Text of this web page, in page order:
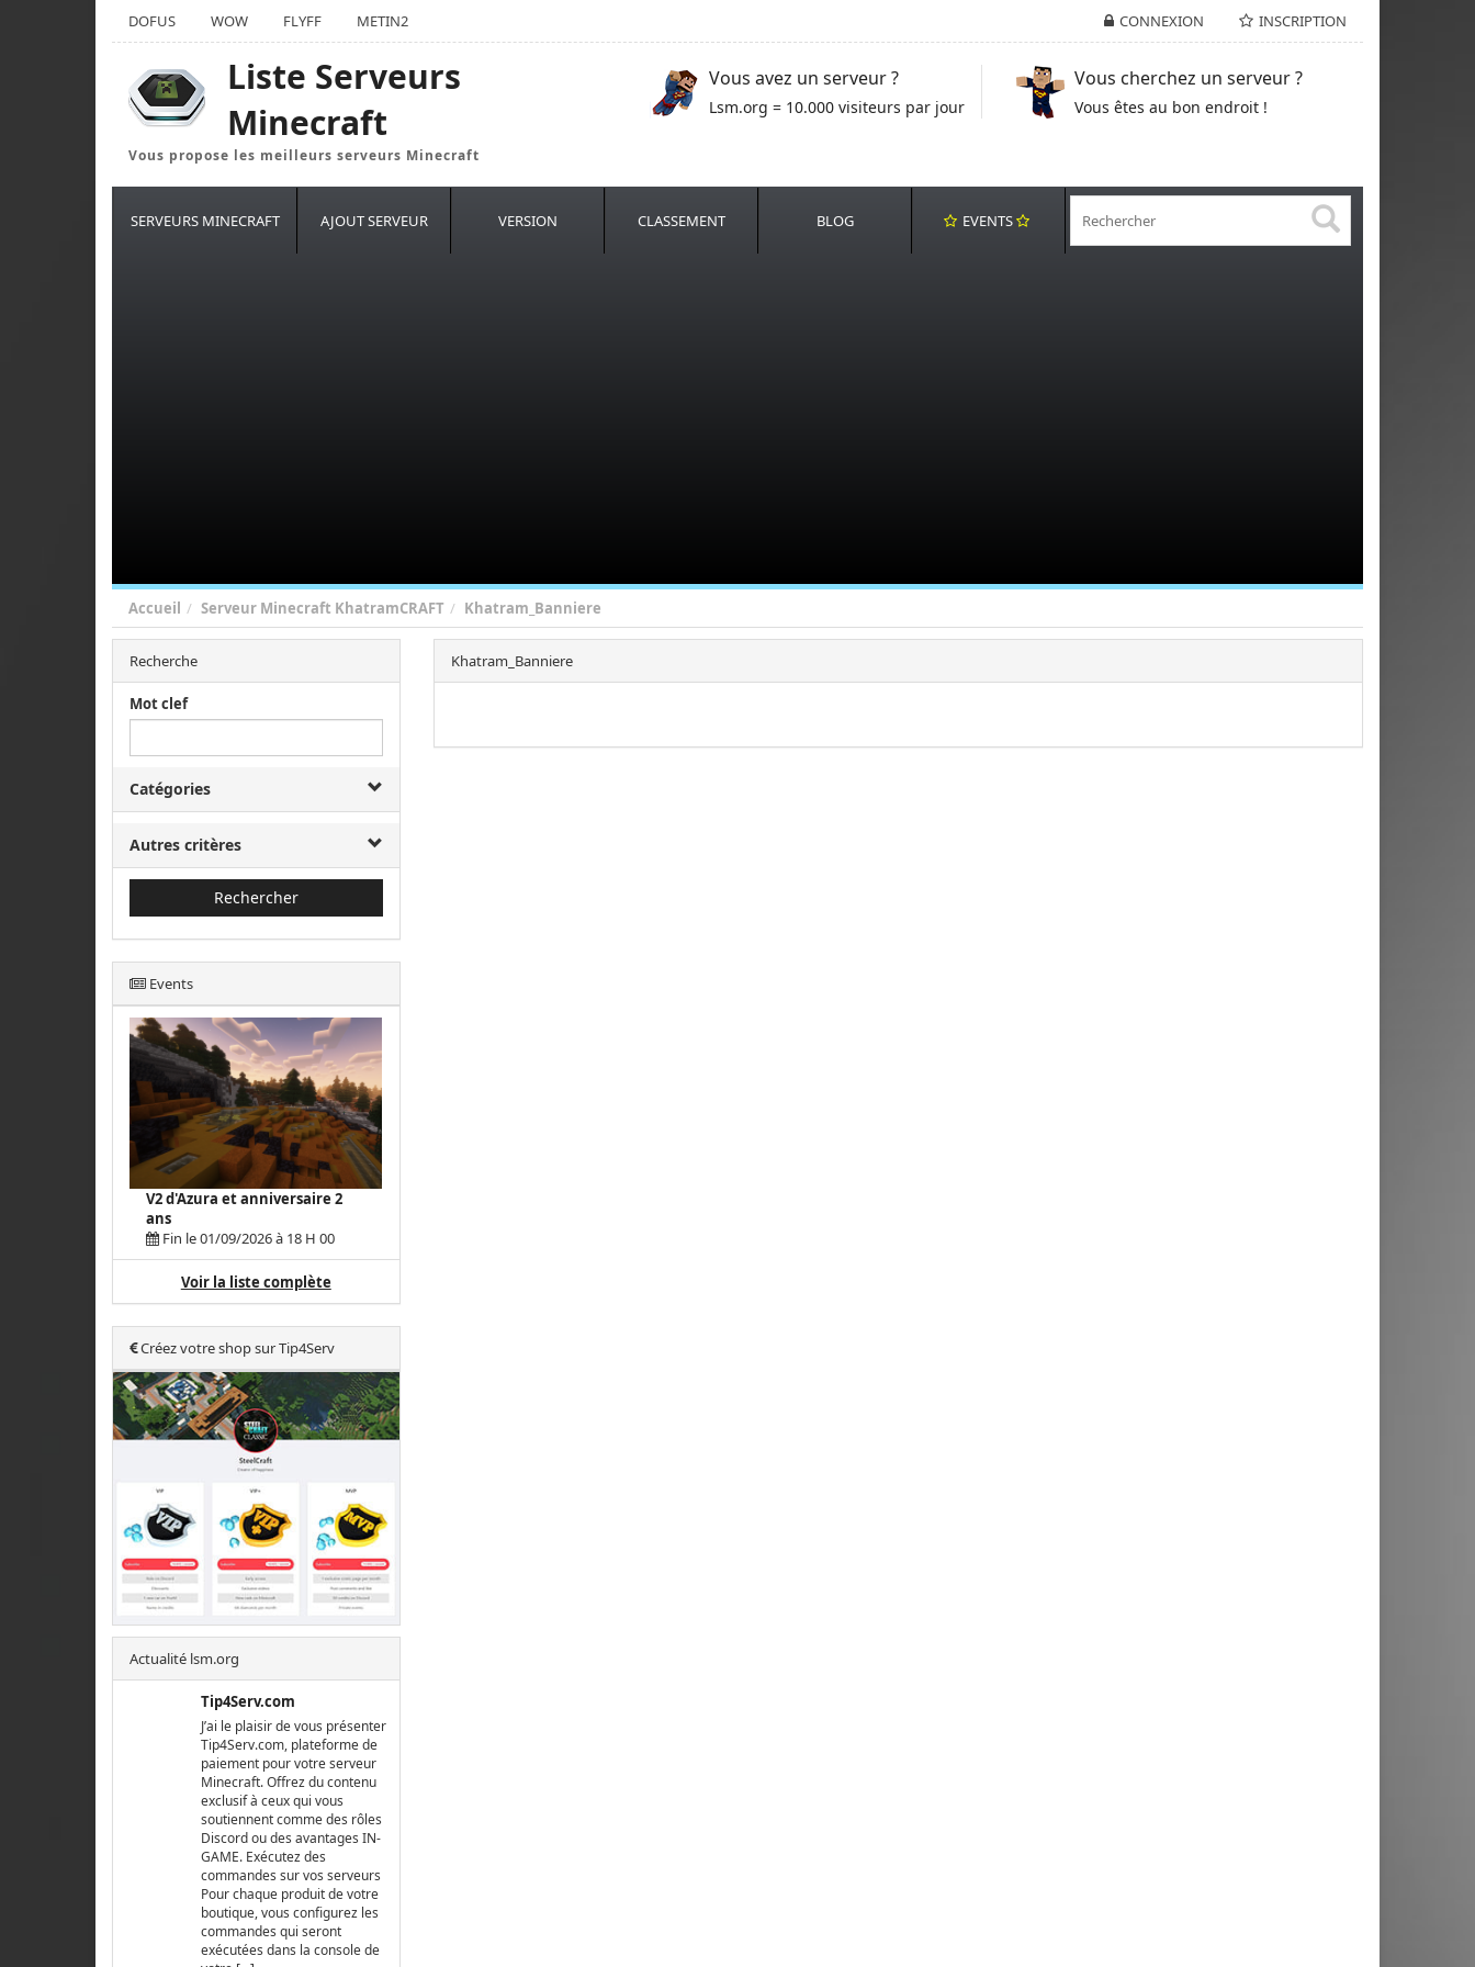
CONNEXION INSCRIPTION
DOFUS WOW FLYFF METIN2
Liste Serveurs
Minecraft
Vous propose les meilleurs serveurs Minecraft
Vous avez un serveur ?
Lsm.org = 10.000 visiteurs par jour
Vous cherchez un serveur ?
Vous êtes au bon endroit !
SERVEURS MINECRAFT AJOUT SERVEUR VERSION CLASSEMENT BLOG EVENTS
Accueil Serveur Minecraft KhatramCRAFT Khatram_Banniere
Recherche
Mot clef
Catégories
Autres critères
Rechercher
Events
V2 d'Azura et anniversaire 2
ans
Fin le 01/09/2026 à 18 H 00
Voir la liste complète
Créez votre shop sur Tip4Serv
Actualité lsm.org
Tip4Serv.com
J’ai le plaisir de vous présenter
Tip4Serv.com, plateforme de
paiement pour votre serveur
Minecraft. Offrez du contenu
exclusif à ceux qui vous
soutiennent comme des rôles
Discord ou des avantages IN-
GAME. Exécutez des
commandes sur vos serveurs
Pour chaque produit de votre
boutique, vous configurez les
commandes qui seront
exécutées dans la console de
Khatram_Banniere